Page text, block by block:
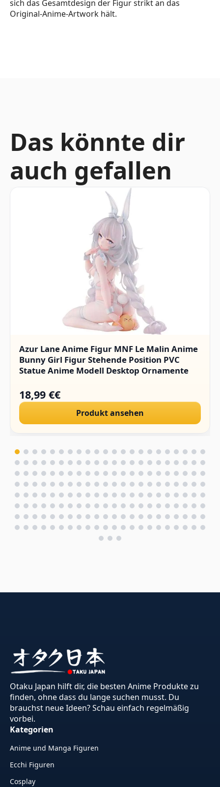
sich das Gesamtdesign der Figur strikt an das
Original-Anime-Artwork hält.
Das könnte dir
auch gefallen
Azur Lane Anime Figur MNF Le Malin Anime
Bunny Girl Figur Stehende Position PVC
Statue Anime Modell Desktop Ornamente
18,99 €€
Produkt ansehen
Otaku Japan hilft dir, die besten Anime Produkte zu
finden, ohne dass du lange suchen musst. Du
brauchst neue Ideen? Schau einfach regelmäßig
vorbei.
Kategorien
Anime und Manga Figuren
Ecchi Figuren
Cosplay